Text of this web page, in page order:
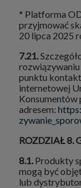
* Platforma
przyjmować
20 lipca 2025
7.21.
punktu
internetowej
Konsumentów
adresem:
ROZDZIAŁ 8.
8.1. Produkty
mogą być
lub